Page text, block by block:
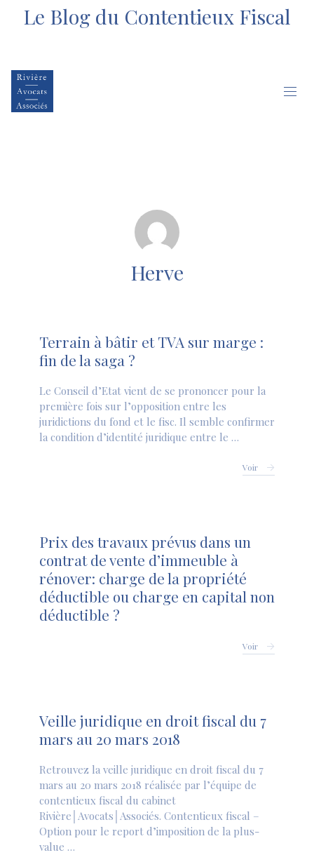
Le Blog du Contentieux Fiscal
Herve
Terrain à bâtir et TVA sur marge :
fin de la saga ?
Le Conseil d’Etat vient de se prononcer pour la
première fois sur l’opposition entre les
juridictions du fond et le fisc. Il semble confirmer
la condition d’identité juridique entre le …
Voir
Prix des travaux prévus dans un
contrat de vente d’immeuble à
rénover: charge de la propriété
déductible ou charge en capital non
déductible ?
Voir
Veille juridique en droit fiscal du 7
mars au 20 mars 2018
Retrouvez la veille juridique en droit fiscal du 7
mars au 20 mars 2018 réalisée par l’équipe de
contentieux fiscal du cabinet
Rivière│Avocats│Associés. Contentieux fiscal –
Option pour le report d’imposition de la plus-
value …